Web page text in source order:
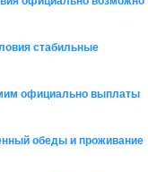
стабильные
официально выплаты
обеды и проживание